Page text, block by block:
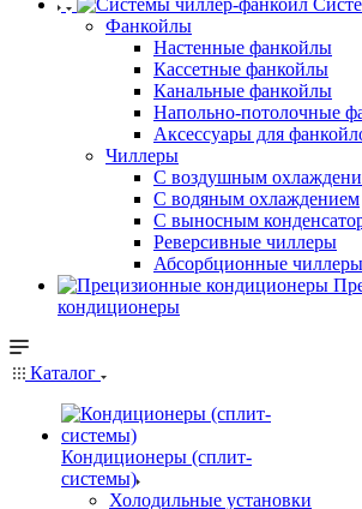
Фанкойлы
Настенные фанкойлы
Кассетные фанкойлы
Канальные фанкойлы
Напольно-потолочные
Аксессуары для
Чиллеры
С воздушным
С водяным охлаждением
С выносным
Реверсивные чиллеры
Абсорбционные чиллеры
кондиционеры
Каталог
Кондиционеры (сплит-
системы)
Холодильные установки